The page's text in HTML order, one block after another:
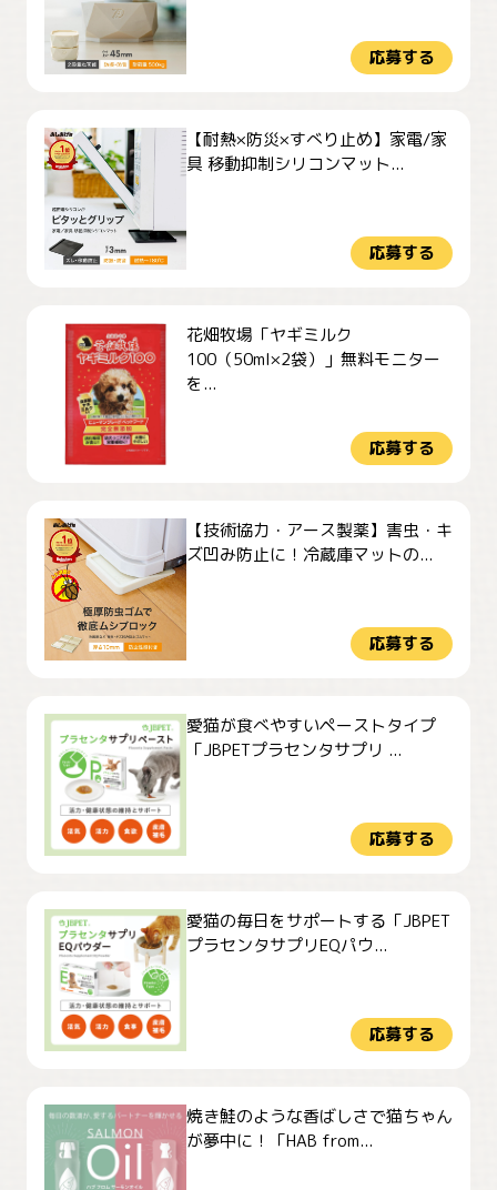
応募する
【耐熱×防災×すべり止め】家電/家
具 移動抑制シリコンマット...
応募する
花畑牧場「ヤギミルク
100（50ml×2袋）」無料モニター
を...
応募する
【技術協力・アース製薬】害虫・キ
ズ凹み防止に！冷蔵庫マットの...
応募する
愛猫が食べやすいペーストタイプ
「JBPETプラセンタサプリ ...
応募する
愛猫の毎日をサポートする「JBPET
プラセンタサプリEQパウ...
応募する
焼き鮭のような香ばしさで猫ちゃん
が夢中に！「HAB from...